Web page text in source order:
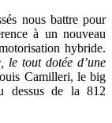
nous battre pour
à un nouveau
hybride.
le tout dotée d’une
Camilleri, le big
dessus de la 812